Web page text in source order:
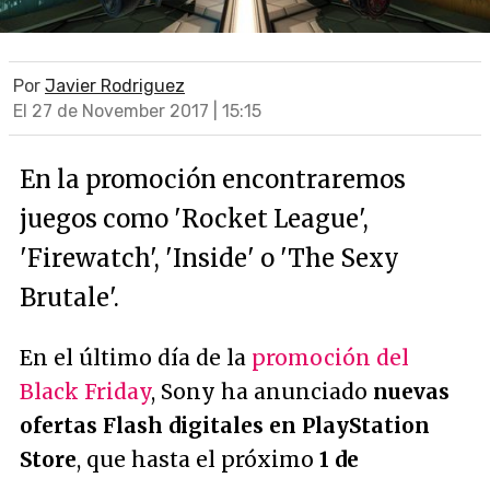
Por Javier Rodriguez
El 27 de November 2017 | 15:15
En la promoción encontraremos
juegos como 'Rocket League',
'Firewatch', 'Inside' o 'The Sexy
Brutale'.
En el último día de la promoción del
Black Friday, Sony ha anunciado nuevas
ofertas Flash digitales en PlayStation
Store, que hasta el próximo 1 de